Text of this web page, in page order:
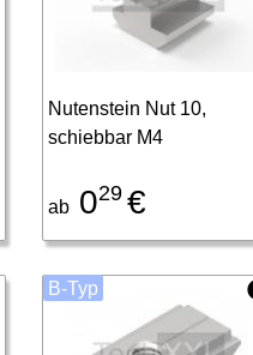
Nutenstein Nut 10,
schiebbar M4
ab 029 €
B-Typ